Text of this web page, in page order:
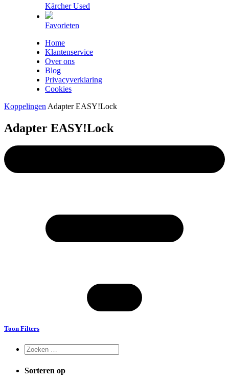
Kärcher Used
Favorieten
Home
Klantenservice
Over ons
Blog
Privacyverklaring
Cookies
Koppelingen Adapter EASY!Lock
Adapter EASY!Lock
Toon Filters
Sorteren op